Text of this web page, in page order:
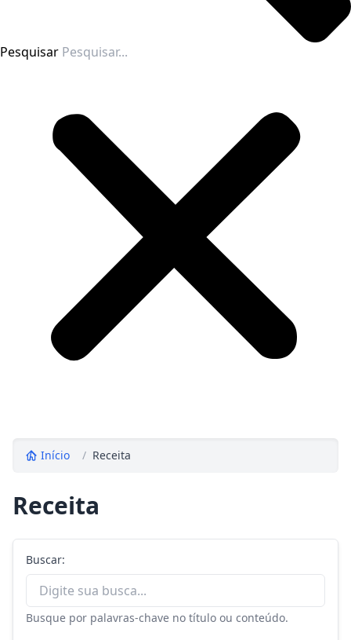
Pesquisar
Início / Receita
Receita
Buscar:
Busque por palavras-chave no título ou conteúdo.